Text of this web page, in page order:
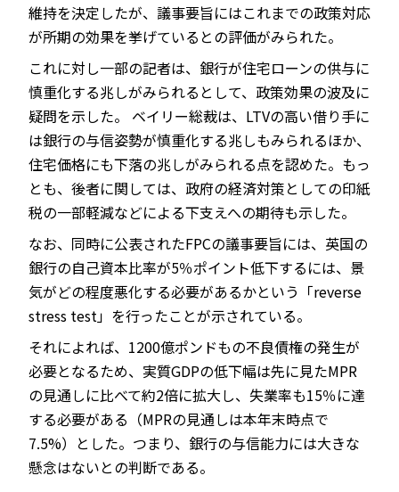
維持を決定したが、議事要旨にはこれまでの政策対応
が所期の効果を挙げているとの評価がみられた。
これに対し一部の記者は、銀行が住宅ローンの供与に
慎重化する兆しがみられるとして、政策効果の波及に
疑問を示した。 ベイリー総裁は、LTVの高い借り手に
は銀行の与信姿勢が慎重化する兆しもみられるほか、
住宅価格にも下落の兆しがみられる点を認めた。もっ
とも、後者に関しては、政府の経済対策としての印紙
税の一部軽減などによる下支えへの期待も示した。
なお、同時に公表されたFPCの議事要旨には、英国の
銀行の自己資本比率が5％ポイント低下するには、景
気がどの程度悪化する必要があるかという「reverse
stress test」を行ったことが示されている。
それによれば、1200億ポンドもの不良債権の発生が
必要となるため、実質GDPの低下幅は先に見たMPR
の見通しに比べて約2倍に拡大し、失業率も15％に達
する必要がある（MPRの見通しは本年末時点で
7.5%）とした。つまり、銀行の与信能力には大きな
懸念はないとの判断である。